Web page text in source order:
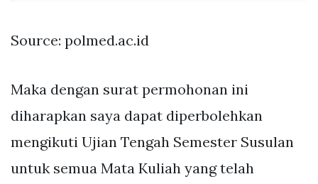
Source: polmed.ac.id
Maka dengan surat permohonan ini
diharapkan saya dapat diperbolehkan
mengikuti Ujian Tengah Semester Susulan
untuk semua Mata Kuliah yang telah